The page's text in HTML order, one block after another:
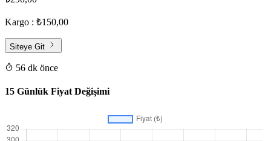
Kargo : ₺150,00
Siteye Git
56 dk önce
15 Günlük Fiyat Değişimi